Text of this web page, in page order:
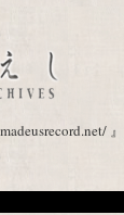
』